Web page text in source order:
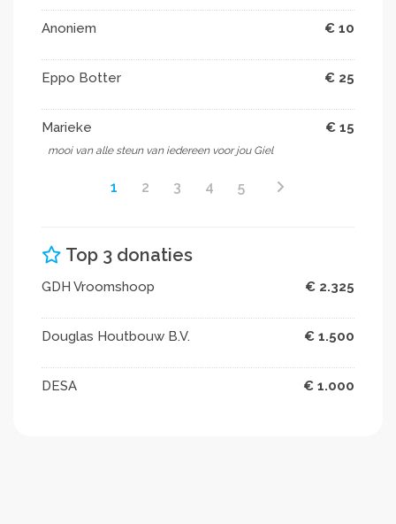
Anoniem € 10
Eppo Botter € 25
Marieke € 15
mooi van alle steun van iedereen voor jou Giel
1 2 3 4 5
Top 3 donaties
GDH Vroomshoop € 2.325
Douglas Houtbouw B.V. € 1.500
DESA € 1.000